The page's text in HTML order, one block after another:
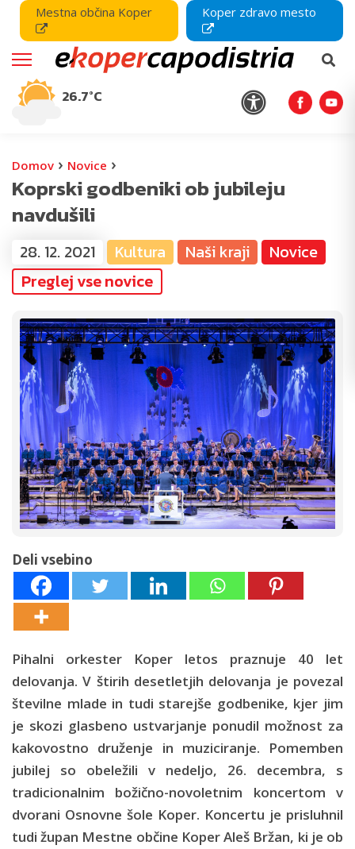
Mestna občina Koper Koper zdravo mesto
26.7°C
Domov › Novice ›
Koprski godbeniki ob jubileju
navdušili
28. 12. 2021 Kultura Naši kraji
Novice
Preglej vse novice
Deli vsebino
Pihalni orkester Koper letos praznuje 40 let
delovanja. V štirih desetletjih delovanja je povezal
številne mlade in tudi starejše godbenike, kjer jim
je skozi glasbeno ustvarjanje ponudil možnost za
kakovostno druženje in muziciranje. Pomemben
jubilej so obeležili v nedeljo, 26. decembra, s
tradicionalnim božično-novoletnim koncertom v
dvorani Osnovne šole Koper. Koncertu je prisluhnil
tudi župan Mestne občine Koper Aleš Bržan, ki je ob